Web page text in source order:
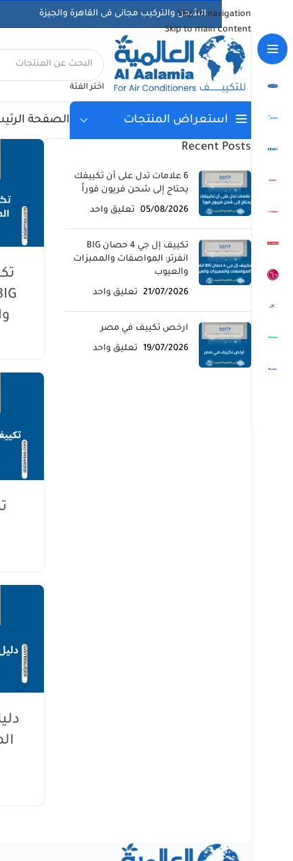
Skip to navigation
Skip to main content
الشحن والتركيب مجانى فى القاهرة والجيزة
اختر الفئة
استعراض المنتجات الصفحة
Recent Posts
6 علامات تدل على أن تكييفك
يحتاج إلى شحن فريون فوراً
05/08/2026 تعليق واحد
تكييف إل جي 4 حصان BIG
انفرتر: المواصفات والمميزات
والعيوب
21/07/2026 تعليق واحد
ارخص تكييف في مصر
19/07/2026 تعليق واحد